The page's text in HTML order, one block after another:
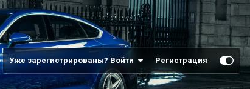
Уже зарегистрированы? Войти Регистрация